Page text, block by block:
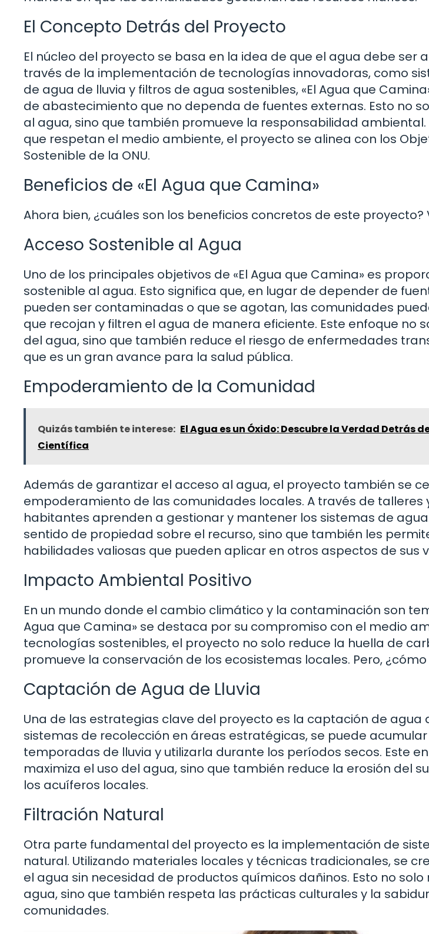
El Concepto Detrás del Proyecto
El núcleo del proyecto se basa en la idea de que el agua debe ser
través de la implementación de tecnologías innovadoras, como
de agua de lluvia y filtros de agua sostenibles, «El Agua que
de abastecimiento que no dependa de fuentes externas. Esto no
al agua, sino que también promueve la responsabilidad
que respetan el medio ambiente, el proyecto se alinea con los
Sostenible de la ONU.
Beneficios de «El Agua que Camina»
Ahora bien, ¿cuáles son los beneficios concretos de este
Acceso Sostenible al Agua
Uno de los principales objetivos de «El Agua que Camina» es
sostenible al agua. Esto significa que, en lugar de depender de
pueden ser contaminadas o que se agotan, las comunidades
que recojan y filtren el agua de manera eficiente. Este enfoque no
del agua, sino que también reduce el riesgo de enfermedades
que es un gran avance para la salud pública.
Empoderamiento de la Comunidad
Quizás también te interese: El Agua es un Óxido: Descubre la Verdad Detrás
Científica
Además de garantizar el acceso al agua, el proyecto también se
empoderamiento de las comunidades locales. A través de talleres
habitantes aprenden a gestionar y mantener los sistemas de
sentido de propiedad sobre el recurso, sino que también les
habilidades valiosas que pueden aplicar en otros aspectos de sus
Impacto Ambiental Positivo
En un mundo donde el cambio climático y la contaminación son
Agua que Camina» se destaca por su compromiso con el medio
tecnologías sostenibles, el proyecto no solo reduce la huella de
promueve la conservación de los ecosistemas locales. Pero,
Captación de Agua de Lluvia
Una de las estrategias clave del proyecto es la captación de agua
sistemas de recolección en áreas estratégicas, se puede
temporadas de lluvia y utilizarla durante los períodos secos. Este
maximiza el uso del agua, sino que también reduce la erosión del
los acuíferos locales.
Filtración Natural
Otra parte fundamental del proyecto es la implementación de
natural. Utilizando materiales locales y técnicas tradicionales, se
el agua sin necesidad de productos químicos dañinos. Esto no
agua, sino que también respeta las prácticas culturales y la
comunidades.